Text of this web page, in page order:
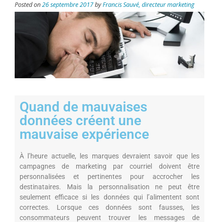
Posted on26 septembre 2017byFrancis Sauvé, directeur marketing
Quand de mauvaises
données créent une
mauvaise expérience
À l’heure actuelle, les marques devraient savoir que les
campagnes de marketing par courriel doivent être
personnalisées et pertinentes pour accrocher les
destinataires. Mais la personnalisation ne peut être
seulement efficace si les données qui l’alimentent sont
correctes. Lorsque ces données sont fausses, les
consommateurs peuvent trouver les messages de